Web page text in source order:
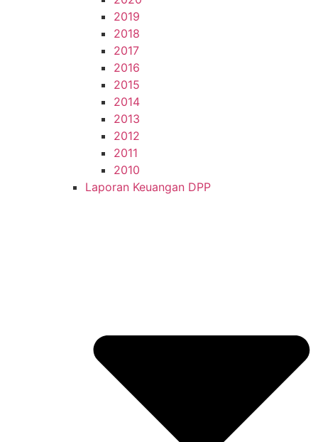
2019
2018
2017
2016
2015
2014
2013
2012
2011
2010
Laporan Keuangan DPP